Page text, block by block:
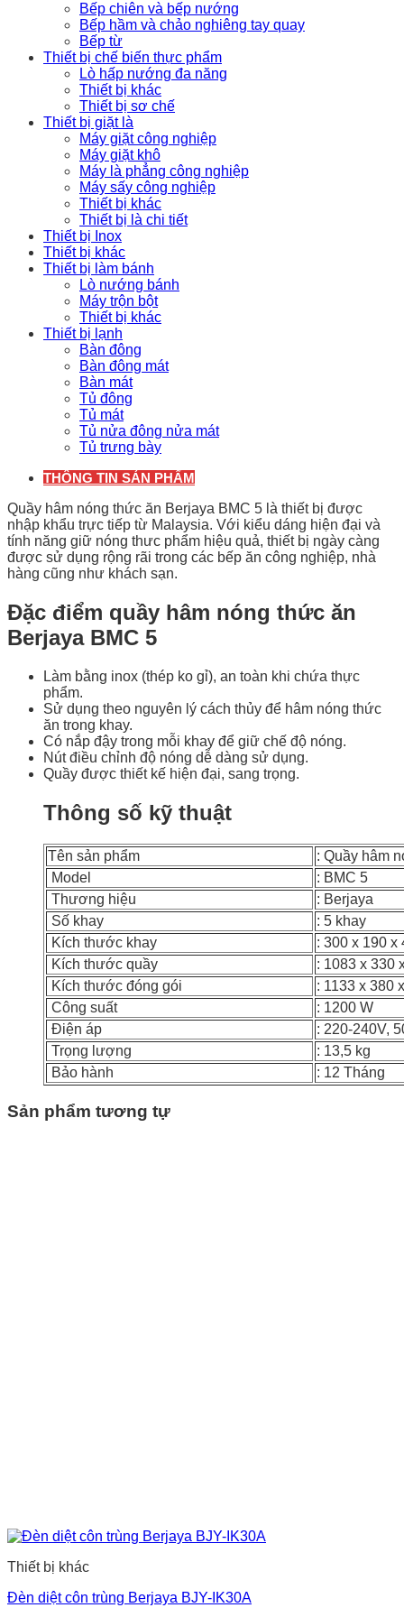
Bếp chiên và bếp nướng
Bếp hầm và chảo nghiêng tay quay
Bếp từ
Thiết bị chế biến thực phẩm
Lò hấp nướng đa năng
Thiết bị khác
Thiết bị sơ chế
Thiết bị giặt là
Máy giặt công nghiệp
Máy giặt khô
Máy là phẳng công nghiệp
Máy sấy công nghiệp
Thiết bị khác
Thiết bị là chi tiết
Thiết bị Inox
Thiết bị khác
Thiết bị làm bánh
Lò nướng bánh
Máy trộn bột
Thiết bị khác
Thiết bị lạnh
Bàn đông
Bàn đông mát
Bàn mát
Tủ đông
Tủ mát
Tủ nửa đông nửa mát
Tủ trưng bày
THÔNG TIN SẢN PHẨM
Quầy hâm nóng thức ăn Berjaya BMC 5 là thiết bị được
nhập khẩu trực tiếp từ Malaysia. Với kiểu dáng hiện đại và
tính năng giữ nóng thưc phẩm hiệu quả, thiết bị ngày càng
được sử dụng rộng rãi trong các bếp ăn công nghiệp, nhà
hàng cũng như khách sạn.
Đặc điểm quầy hâm nóng thức ăn
Berjaya BMC 5
Làm bằng inox (thép ko gỉ), an toàn khi chứa thực
phẩm.
Sử dụng theo nguyên lý cách thủy để hâm nóng thức
ăn trong khay.
Có nắp đậy trong mỗi khay để giữ chế độ nóng.
Nút điều chỉnh độ nóng dễ dàng sử dụng.
Quầy được thiết kế hiện đại, sang trọng.
Thông số kỹ thuật
Tên sản phẩm
: Quầy hâm
Model
: BMC 5
Thương hiệu
: Berjaya
Số khay
: 5 khay
Kích thước khay
: 300 x 190 x
Kích thước quầy
: 1083 x 330
Kích thước đóng gói
: 1133 x 380
Công suất
: 1200 W
Điện áp
: 220-240V,
Trọng lượng
: 13,5 kg
Bảo hành
: 12 Tháng
Sản phẩm tương tự
Thiết bị khác
Đèn diệt côn trùng Berjaya BJY-IK30A